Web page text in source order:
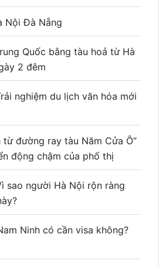
Nội Đà Nẵng
Quốc bằng tàu hoả từ Hà
2 đêm
nghiệm du lịch văn hóa mới
từ đường ray tàu Năm Cửa Ô”
động chậm của phố thị
sao người Hà Nội rộn ràng
Ninh có cần visa không?